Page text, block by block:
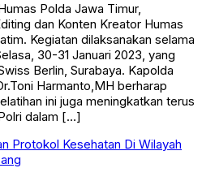
Polda Jawa Timur,
dan Konten Kreator Humas
Kegiatan dilaksanakan selama
30-31 Januari 2023, yang
Berlin, Surabaya. Kapolda
Harmanto,MH berharap
ini juga meningkatkan terus
dalam […]